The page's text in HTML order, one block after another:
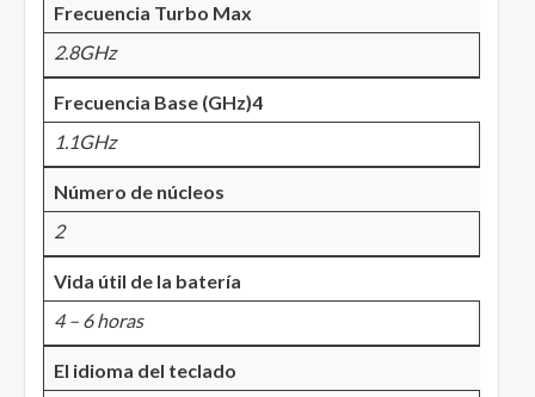
Frecuencia Turbo Max
2.8GHz
Frecuencia Base (GHz)4
1.1GHz
Número de núcleos
2
Vida útil de la batería
4 – 6 horas
El idioma del teclado